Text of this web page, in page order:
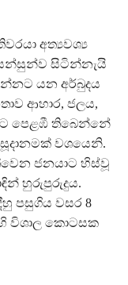
අත්‍යවශ්‍ය
සිටින්නැයි
යන අර්බුදය
ආහාර, ජලය,
පෙළඹී තිබෙන්නේ
වශයෙනි.
ජනයාට හිස්වූ
හුරුපුරුදුය.
පසුගිය වසර 8
විශාල කොටසක